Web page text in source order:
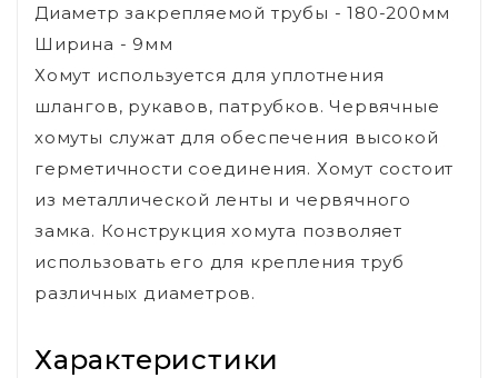
Диаметр закрепляемой трубы - 180-200мм
Ширина - 9мм
Хомут используется для уплотнения
шлангов, рукавов, патрубков. Червячные
хомуты служат для обеспечения высокой
герметичности соединения. Хомут состоит
из металлической ленты и червячного
замка. Конструкция хомута позволяет
использовать его для крепления труб
различных диаметров.
Характеристики